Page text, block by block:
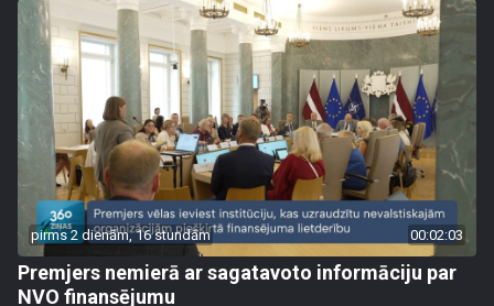
pirms 2 dienām, 16 stundām 00:02:03
Premjers nemierā ar sagatavoto informāciju par
NVO finansējumu